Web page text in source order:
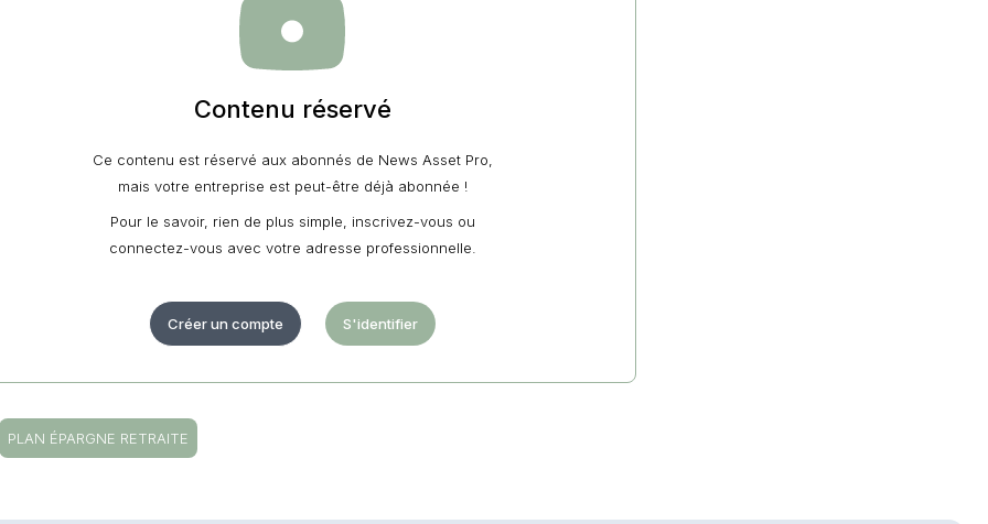
Contenu réservé
Ce contenu est réservé aux abonnés de News Asset Pro,
mais votre entreprise est peut-être déjà abonnée !
Pour le savoir, rien de plus simple, inscrivez-vous ou
connectez-vous avec votre adresse professionnelle.
Créer un compte S'identifier
PLAN ÉPARGNE RETRAITE